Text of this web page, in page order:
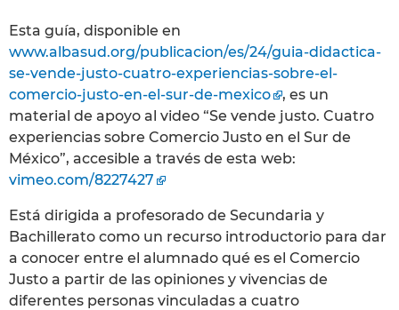
Esta guía, disponible en
www.albasud.org/publicacion/es/24/guia-didactica-
se-vende-justo-cuatro-experiencias-sobre-el-
comercio-justo-en-el-sur-de-mexico
, es un
material de apoyo al video “Se vende justo. Cuatro
experiencias sobre Comercio Justo en el Sur de
México”, accesible a través de esta web:
vimeo.com/8227427
Está dirigida a profesorado de Secundaria y
Bachillerato como un recurso introductorio para dar
a conocer entre el alumnado qué es el Comercio
Justo a partir de las opiniones y vivencias de
diferentes personas vinculadas a cuatro